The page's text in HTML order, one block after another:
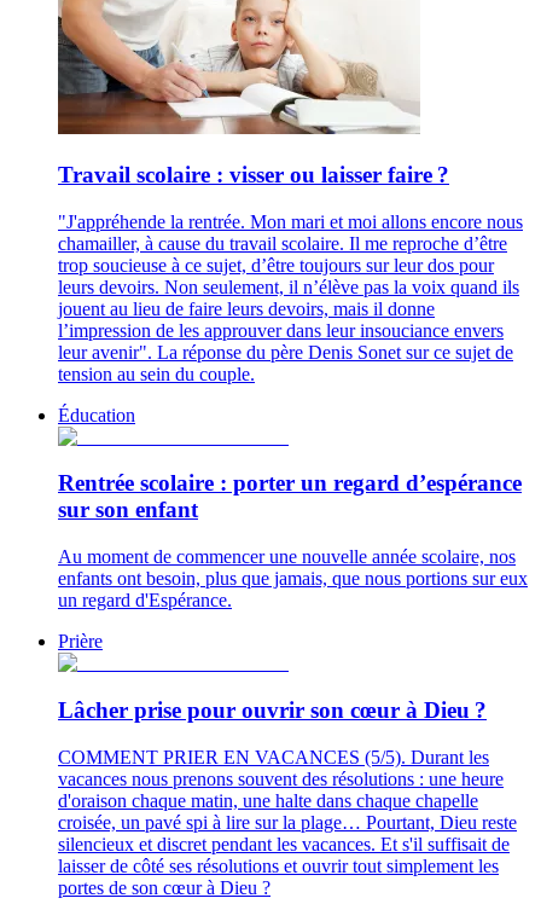
Travail scolaire : visser ou laisser faire ?
"J'appréhende la rentrée. Mon mari et moi allons encore nous
chamailler, à cause du travail scolaire. Il me reproche d’être
trop soucieuse à ce sujet, d’être toujours sur leur dos pour
leurs devoirs. Non seulement, il n’élève pas la voix quand ils
jouent au lieu de faire leurs devoirs, mais il donne
l’impression de les approuver dans leur insouciance envers
leur avenir". La réponse du père Denis Sonet sur ce sujet de
tension au sein du couple.
Éducation
Rentrée scolaire : porter un regard d’espérance
sur son enfant
Au moment de commencer une nouvelle année scolaire, nos
enfants ont besoin, plus que jamais, que nous portions sur eux
un regard d'Espérance.
Prière
Lâcher prise pour ouvrir son cœur à Dieu ?
COMMENT PRIER EN VACANCES (5/5). Durant les
vacances nous prenons souvent des résolutions : une heure
d'oraison chaque matin, une halte dans chaque chapelle
croisée, un pavé spi à lire sur la plage… Pourtant, Dieu reste
silencieux et discret pendant les vacances. Et s'il suffisait de
laisser de côté ses résolutions et ouvrir tout simplement les
portes de son cœur à Dieu ?